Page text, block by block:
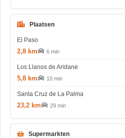
Plaatsen
El Paso
2,8 km 6 min
Los Llanos de Aridane
5,8 km 10 min
Santa Cruz de La Palma
23,2 km 29 min
Supermarkten